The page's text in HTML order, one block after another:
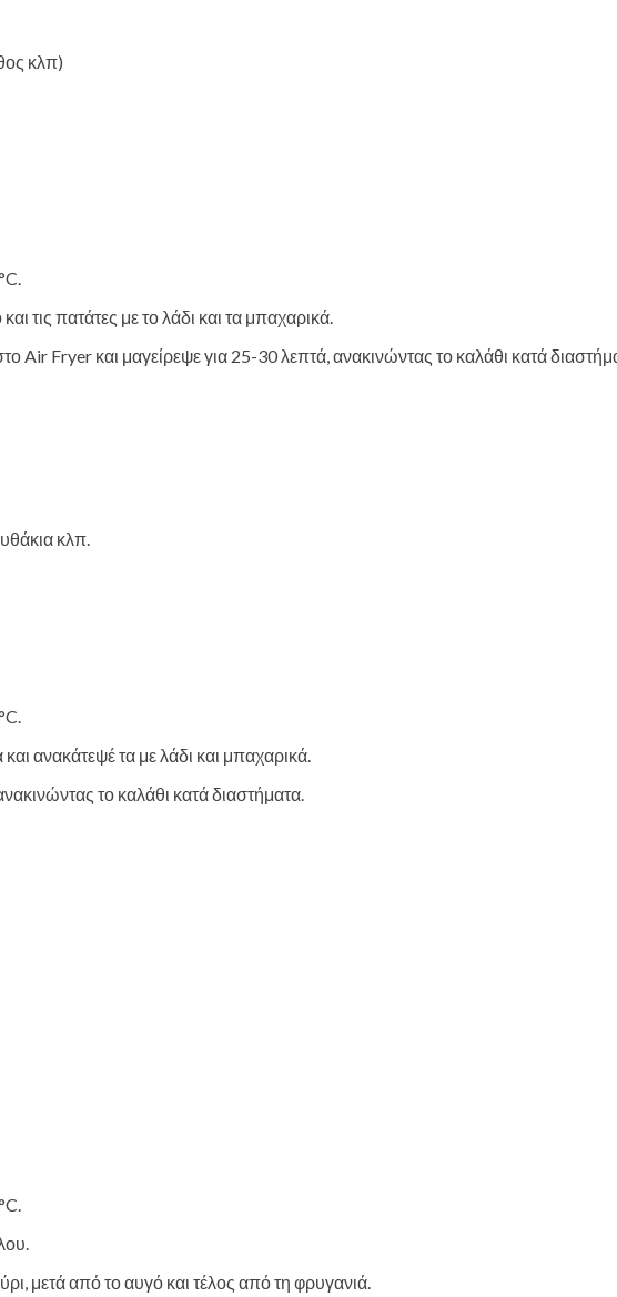
κλπ)
τις πατάτες με το λάδι και τα μπαχαρικά.
Air Fryer και μαγείρεψε για 25-30 λεπτά, ανακινώντας το καλάθι κατά
κλπ.
ανακάτεψέ τα με λάδι και μπαχαρικά.
το καλάθι κατά διαστήματα.
μετά από το αυγό και τέλος από τη φρυγανιά.